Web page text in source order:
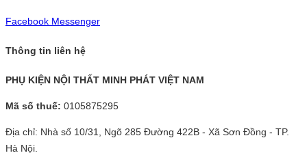
Facebook Messenger
Thông tin liên hệ
PHỤ KIỆN NỘI THẤT MINH PHÁT VIỆT NAM
Mã số thuế: 0105875295
Địa chỉ: Nhà số 10/31, Ngõ 285 Đường 422B - Xã Sơn Đồng - TP.
Hà Nội.